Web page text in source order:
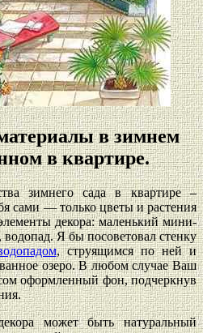
в зимнем
в квартире.
зимнего сада в квартире –
сами — только цветы и растения
декора: маленький мини-
Я бы посоветовал стенку
, струящимся по ней и
озеро. В любом случае Ваш
оформленный фон, подчеркнув
может быть натуральный